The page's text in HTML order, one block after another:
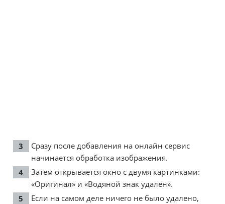
Сразу после добавления на онлайн сервис
начинается обработка изображения.
Затем открывается окно с двумя картинками:
«Оригинал» и «Водяной знак удален».
Если на самом деле ничего не было удалено,